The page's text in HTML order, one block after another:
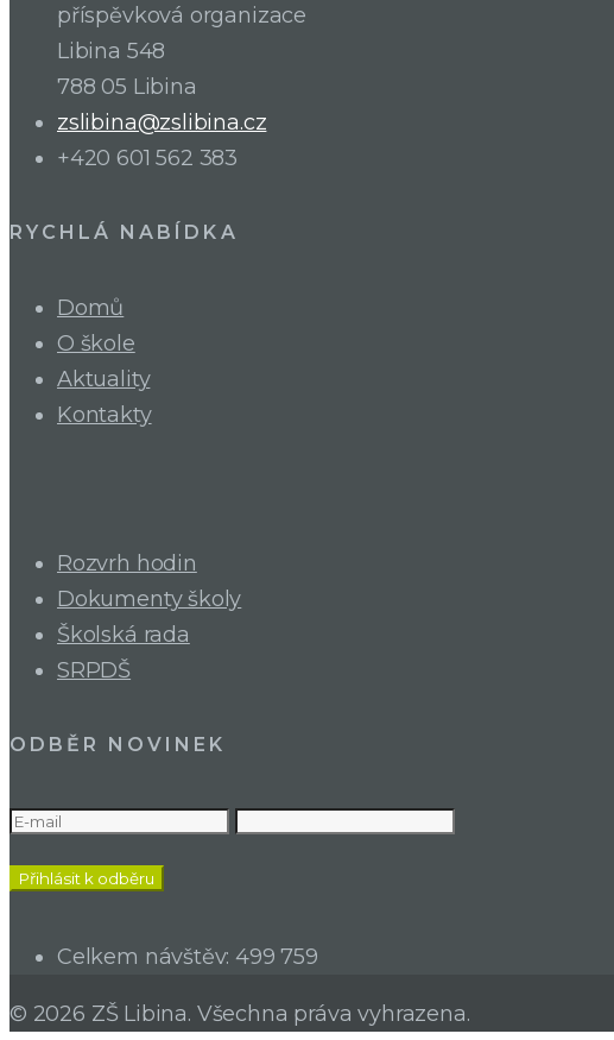
příspěvková organizace
Libina 548
788 05 Libina
zslibina@zslibina.cz
+420 601 562 383
RYCHLÁ NABÍDKA
Domů
O škole
Aktuality
Kontakty
Rozvrh hodin
Dokumenty školy
Školská rada
SRPDŠ
ODBĚR NOVINEK
Celkem návštěv:499 759
© 2026 ZŠ Libina. Všechna práva vyhrazena.